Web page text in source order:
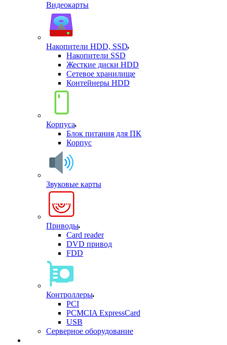
Видеокарты
Накопители HDD, SSD
Накопители SSD
Жесткие диски HDD
Сетевое хранилище
Контейнеры HDD
Корпуса
Блок питания для ПК
Корпус
Звуковые карты
Приводы
Card reader
DVD привод
FDD
Контроллеры
PCI
PCMCIA ExpressCard
USB
Cерверное оборудование